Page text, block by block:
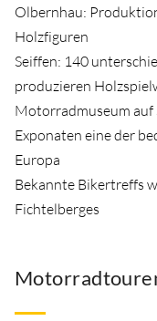
Olbernhau:
Holzfiguren
Seiffen: 140
produzieren
Motorradmuseum auf
Exponaten eine der
Europa
Bekannte Bikertreffs
Fichtelberges